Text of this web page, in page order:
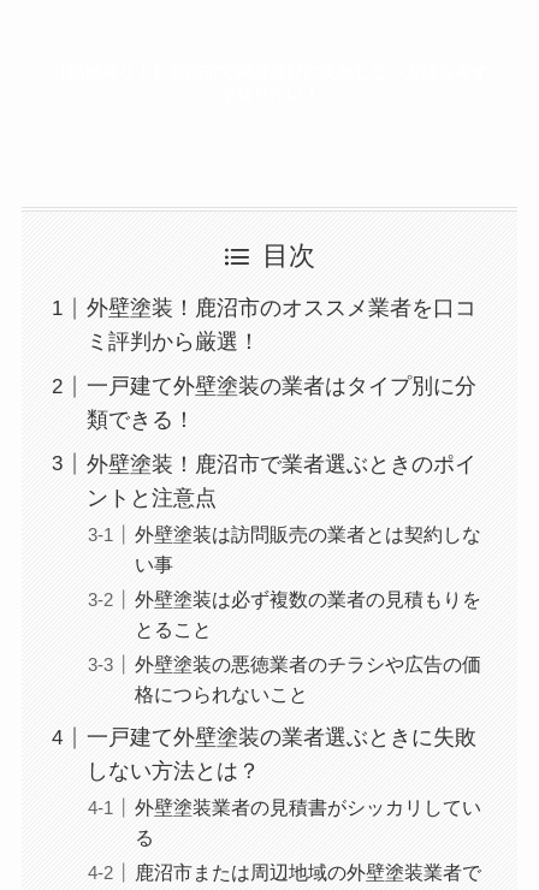
目次
外壁塗装！鹿沼市のオススメ業者を口コ
ミ評判から厳選！
一戸建て外壁塗装の業者はタイプ別に分
類できる！
外壁塗装！鹿沼市で業者選ぶときのポイ
ントと注意点
外壁塗装は訪問販売の業者とは契約しな
い事
外壁塗装は必ず複数の業者の見積もりを
とること
外壁塗装の悪徳業者のチラシや広告の価
格につられないこと
一戸建て外壁塗装の業者選ぶときに失敗
しない方法とは？
外壁塗装業者の見積書がシッカリしてい
る
鹿沼市または周辺地域の外壁塗装業者で